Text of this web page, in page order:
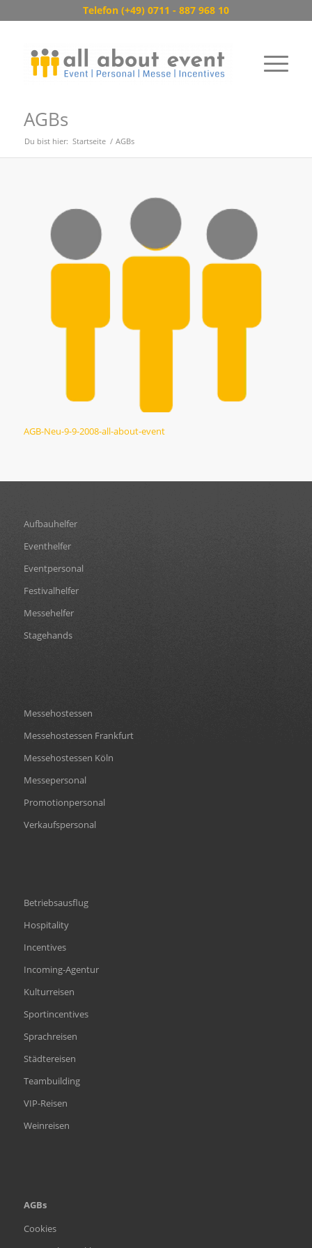
Telefon (+49) 0711 - 887 968 10
AGBs
Du bist hier: Startseite / AGBs
AGB-Neu-9-9-2008-all-about-event
Aufbauhelfer
Eventhelfer
Eventpersonal
Festivalhelfer
Messehelfer
Stagehands
Messehostessen
Messehostessen Frankfurt
Messehostessen Köln
Messepersonal
Promotionpersonal
Verkaufspersonal
Betriebsausflug
Hospitality
Incentives
Incoming-Agentur
Kulturreisen
Sportincentives
Sprachreisen
Städtereisen
Teambuilding
VIP-Reisen
Weinreisen
AGBs
Cookies